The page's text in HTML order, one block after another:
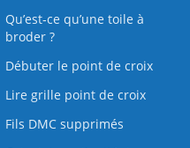
Qu’est‑ce qu’une toile à
broder ?
Débuter le point de croix
Lire grille point de croix
Fils DMC supprimés